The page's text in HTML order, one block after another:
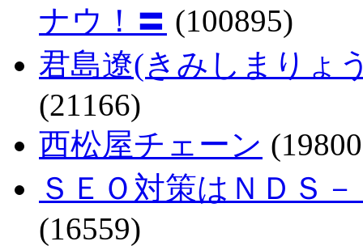
ナウ！〓 (100895)
君島遼(きみしまりょ
(21166)
西松屋チェーン
ＳＥＯ対策はＮＤＳ
(16559)